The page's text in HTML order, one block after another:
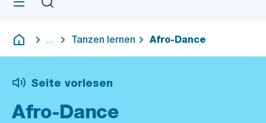
Menü
Deutsch
Blende alle Breadcrumbs ein
Tanzen lernen Afro-Dance
Seite vorlesen
Afro-Dance